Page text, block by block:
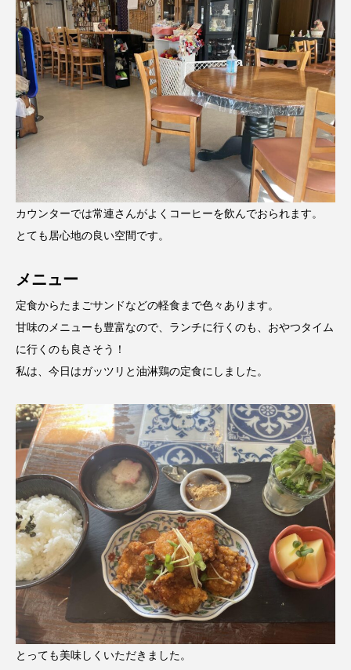
カウンターでは常連さんがよくコーヒーを飲んでおられます。
とても居心地の良い空間です。
メニュー
定食からたまごサンドなどの軽食まで色々あります。
甘味のメニューも豊富なので、ランチに行くのも、おやつタイム
に行くのも良さそう！
私は、今日はガッツリと油淋鶏の定食にしました。
とっても美味しくいただきました。